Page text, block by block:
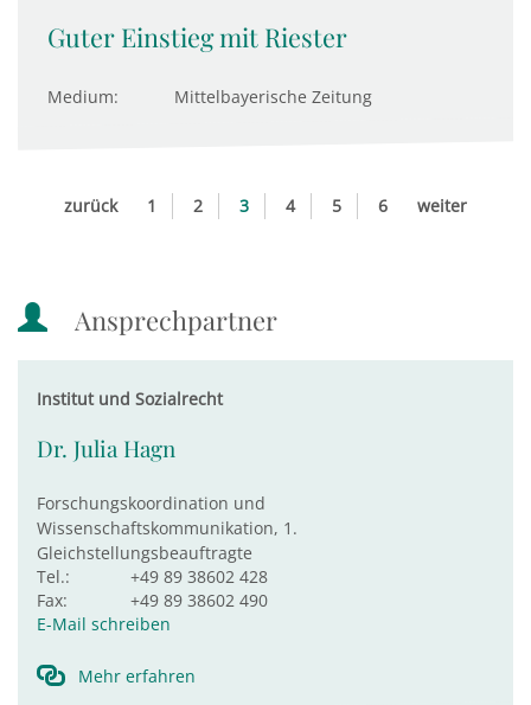
Guter Einstieg mit Riester
Medium: Mittelbayerische Zeitung
zurück 1 2 3 4 5 6 weiter
Ansprechpartner
Institut und Sozialrecht
Dr. Julia Hagn
Forschungskoordination und
Wissenschaftskommunikation, 1.
Gleichstellungsbeauftragte
Tel.:
+49 89 38602 428
Fax:
+49 89 38602 490
E-Mail schreiben
Mehr erfahren